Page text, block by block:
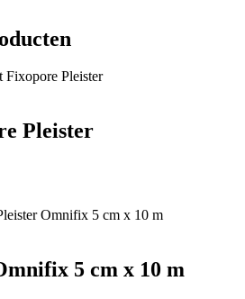
Pleister
5 cm x 10 m